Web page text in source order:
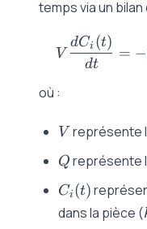
temps via un
V
dt
dCi (t)
= −
où :
V
V représente
Q
Q représente
C_i(t)
Ci (t)
dans la pièce (